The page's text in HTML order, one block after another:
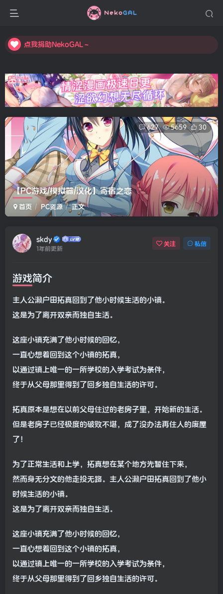
点我捐助NekoGAL～
点我捐助NekoGAL～
【PC游戏/模拟器/汉化】寄宿之恋
首页 PC资源 正文
627 5659 30
skdy
1年前更新
关注 私信
游戏简介
主人公濑户田拓真回到了他小时候生活的小镇。
这是为了离开双亲而独自生活。
这座小镇充满了他小时候的回忆，
一直心想着回到这个小镇的拓真，
以通过镇上唯一的一所学校的入学考试为条件，
终于从父母那里得到了回乡独自生活的许可。
拓真原本是想在以前父母住过的老房子里，开始新的生活。
但是老房子已经极度的破败不堪，成了没办法再住人的废屋
了！
为了正常生活和上学，拓真想在某个地方先暂住下来，
然而身无分文的他走投无路。主人公濑户田拓真回到了他小
时候生活的小镇。
这是为了离开双亲而独自生活。
这座小镇充满了他小时候的回忆，
一直心想着回到这个小镇的拓真，
以通过镇上唯一的一所学校的入学考试为条件，
终于从父母那里得到了回乡独自生活的许可。